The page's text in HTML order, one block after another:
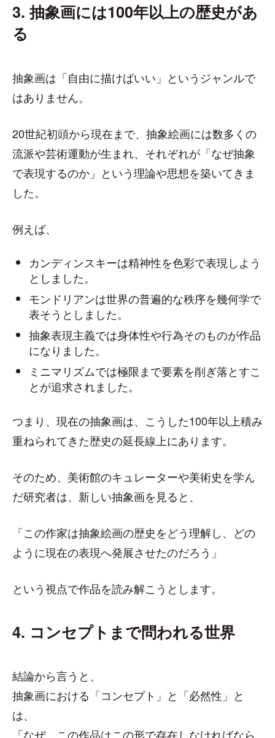
3. 抽象画には100年以上の歴史があ
る
抽象画は「自由に描けばいい」というジャンルで
はありません。
20世紀初頭から現在まで、抽象絵画には数多くの
流派や芸術運動が生まれ、それぞれが「なぜ抽象
で表現するのか」という理論や思想を築いてきま
した。
例えば、
カンディンスキーは精神性を色彩で表現しよう
としました。
モンドリアンは世界の普遍的な秩序を幾何学で
表そうとしました。
抽象表現主義では身体性や行為そのものが作品
になりました。
ミニマリズムでは極限まで要素を削ぎ落とすこ
とが追求されました。
つまり、現在の抽象画は、こうした100年以上積み
重ねられてきた歴史の延長線上にあります。
そのため、美術館のキュレーターや美術史を学ん
だ研究者は、新しい抽象画を見ると、
「この作家は抽象絵画の歴史をどう理解し、どの
ように現在の表現へ発展させたのだろう」
という視点で作品を読み解こうとします。
4. コンセプトまで問われる世界
結論から言うと、
抽象画における「コンセプト」と「必然性」と
は、
「なぜ、この作品はこの形で存在しなければなら